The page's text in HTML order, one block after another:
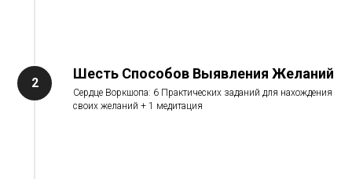
Шесть Способов Выявления Желаний
Сердце Воркшопа: 6 Практических заданий для нахождения
своих желаний + 1 медитация